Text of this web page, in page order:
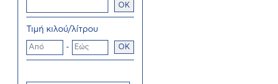
OK
Τιμή κιλού/λίτρου
- OK